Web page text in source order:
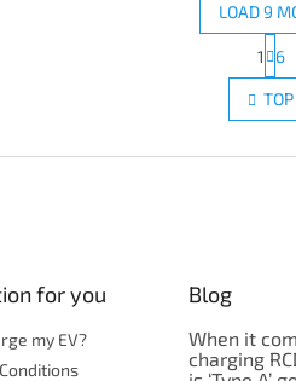
L
i
s
i
o
l
LOAD 9
a
g
i
n
1 6
TOP
for you
my EV?
Blog
When it
charging